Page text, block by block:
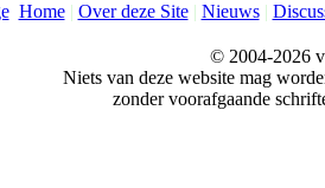
Home| Over deze Site| Nieuws|
© 2004-2026
Niets van deze website mag
zonder voorafgaande